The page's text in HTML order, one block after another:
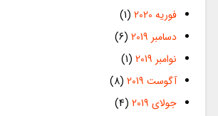
فوریه 2020
(1)
دسامبر 2019
(6)
نوامبر 2019
(1)
آگوست 2019
(8)
جولای 2019
(4)